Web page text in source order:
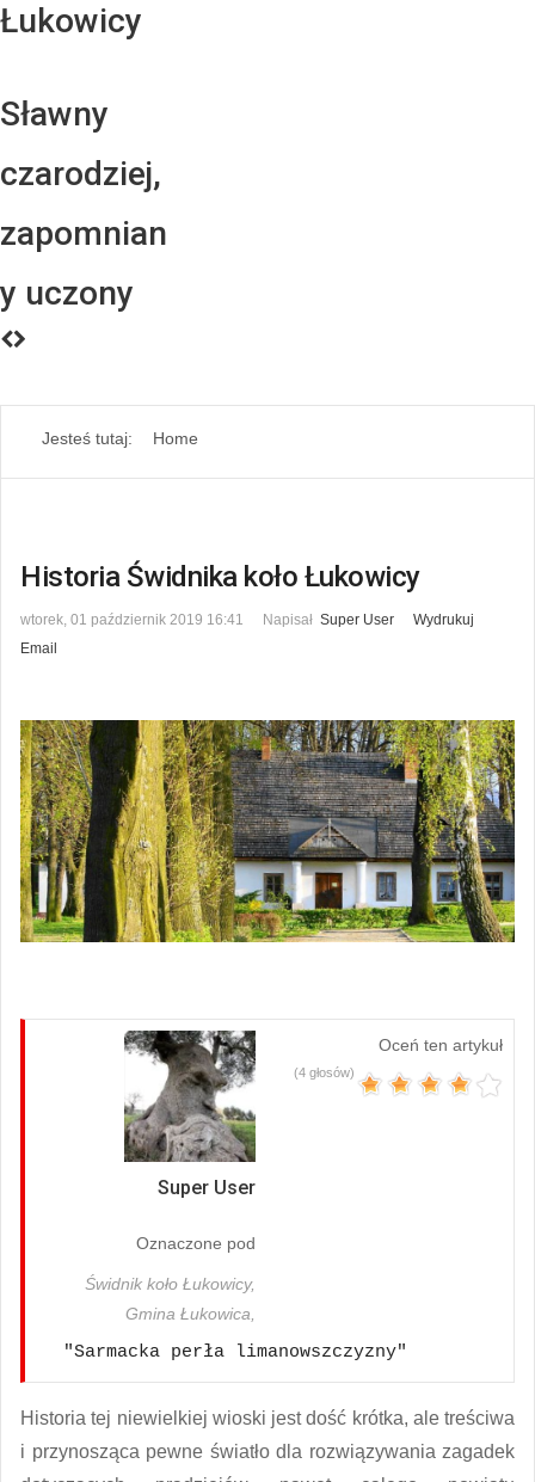
Łukowicy
Sławny
czarodziej,
zapomnian
y uczony
Jesteś tutaj: Home
Historia Świdnika koło Łukowicy
wtorek, 01 październik 2019 16:41 Napisał Super User
Wydrukuj
Email
Super User
Oceń ten artykuł
(4 głosów)
Oznaczone pod
Świdnik koło Łukowicy,
Gmina Łukowica,
"Sarmacka perła limanowszczyzny"
Historia tej niewielkiej wioski jest dość krótka, ale treściwa
i przynosząca pewne światło dla rozwiązywania zagadek